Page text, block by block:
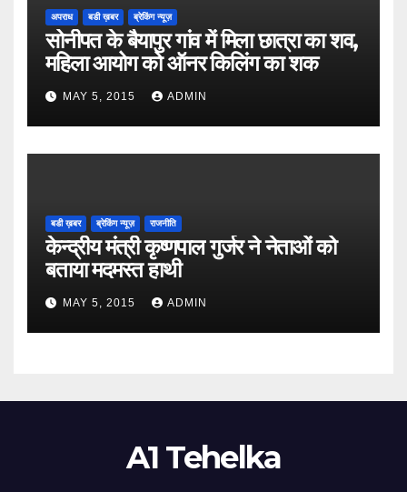
अपराध बडी ख़बर ब्रेकिंग न्यूज़
सोनीपत के बैयापुर गांव में मिला छात्रा का शव,
महिला आयोग को ऑनर किलिंग का शक
MAY 5, 2015 ADMIN
बडी ख़बर ब्रेकिंग न्यूज़ राजनीति
केन्द्रीय मंत्री कृष्णपाल गुर्जर ने नेताओं को
बताया मदमस्त हाथी
MAY 5, 2015 ADMIN
A1 Tehelka